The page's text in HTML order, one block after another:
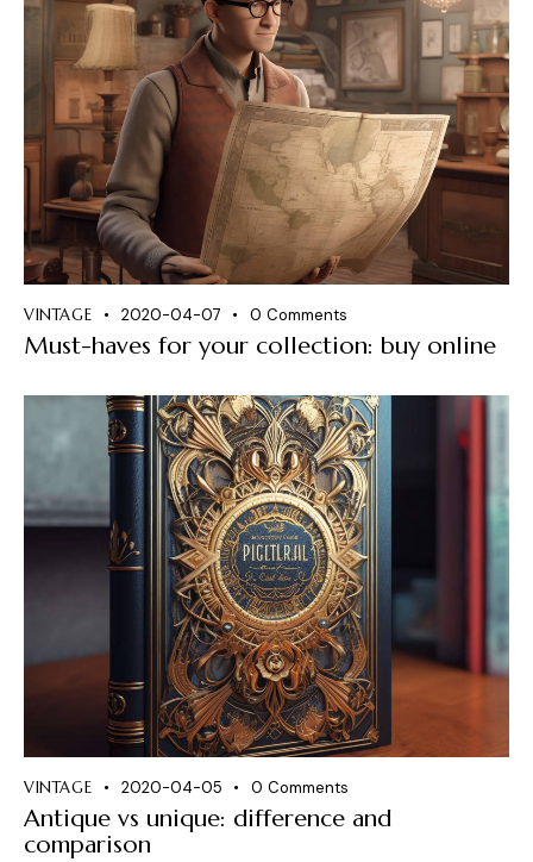
VINTAGE 2020-04-07 0 Comments
Must-haves for your collection: buy online
VINTAGE 2020-04-05 0 Comments
Antique vs unique: difference and
comparison